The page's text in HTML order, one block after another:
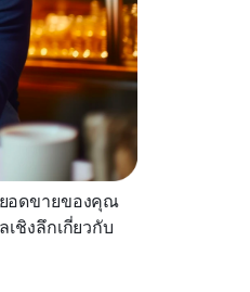
อดขายของคุณ
ชิงลึกเกี่ยวกับ